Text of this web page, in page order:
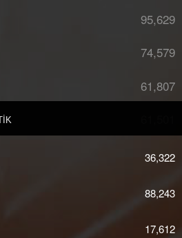
95,629
74,579
61,807
36,322
88,243
17,612